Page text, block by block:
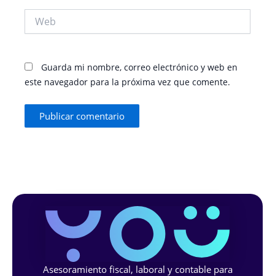
Guarda mi nombre, correo electrónico y web en
este navegador para la próxima vez que comente.
Asesoramiento fiscal, laboral y contable para